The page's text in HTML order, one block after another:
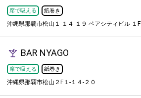
席で吸える 紙巻き
沖縄県那覇市松山１-１４-１９ ペアシティビル １F
BAR NYAGO
席で吸える 紙巻き
沖縄県那覇市松山２F１-１４-２０